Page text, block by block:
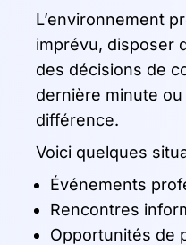
L’environnement
imprévu, disposer
des décisions de
dernière minute
différence.
Voici quelques
Événements
Rencontres
Opportunités de